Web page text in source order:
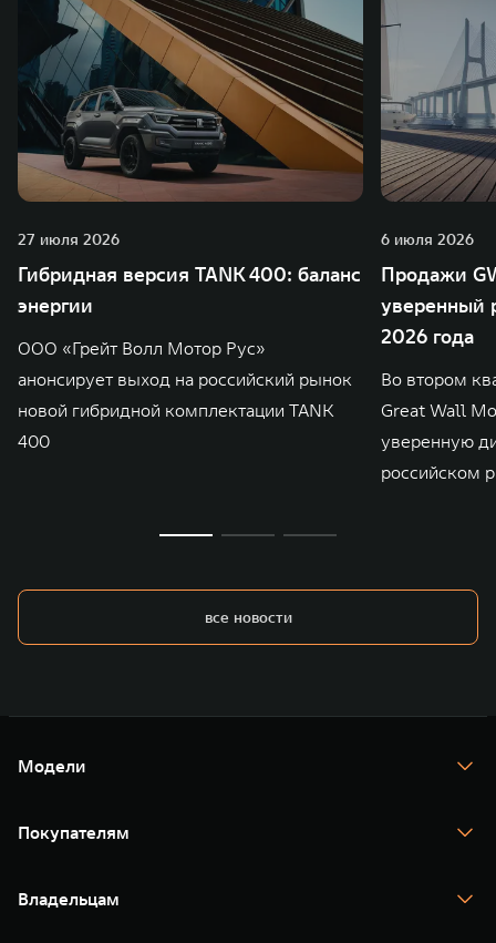
27 июля 2026
Гибридная версия TANK 400: баланс
энергии
ООО «Грейт Волл Мотор Рус»
анонсирует выход на российский рынок
новой гибридной комплектации TANK
400
6 июля 2026
Продажи
уверенный
2026 года
Во втором
Great Wall
уверенную
российском
все новости
Модели
TANK 400
TANK 500
Покупателям
Тест-драйв
TANK Финансы
Владельцам